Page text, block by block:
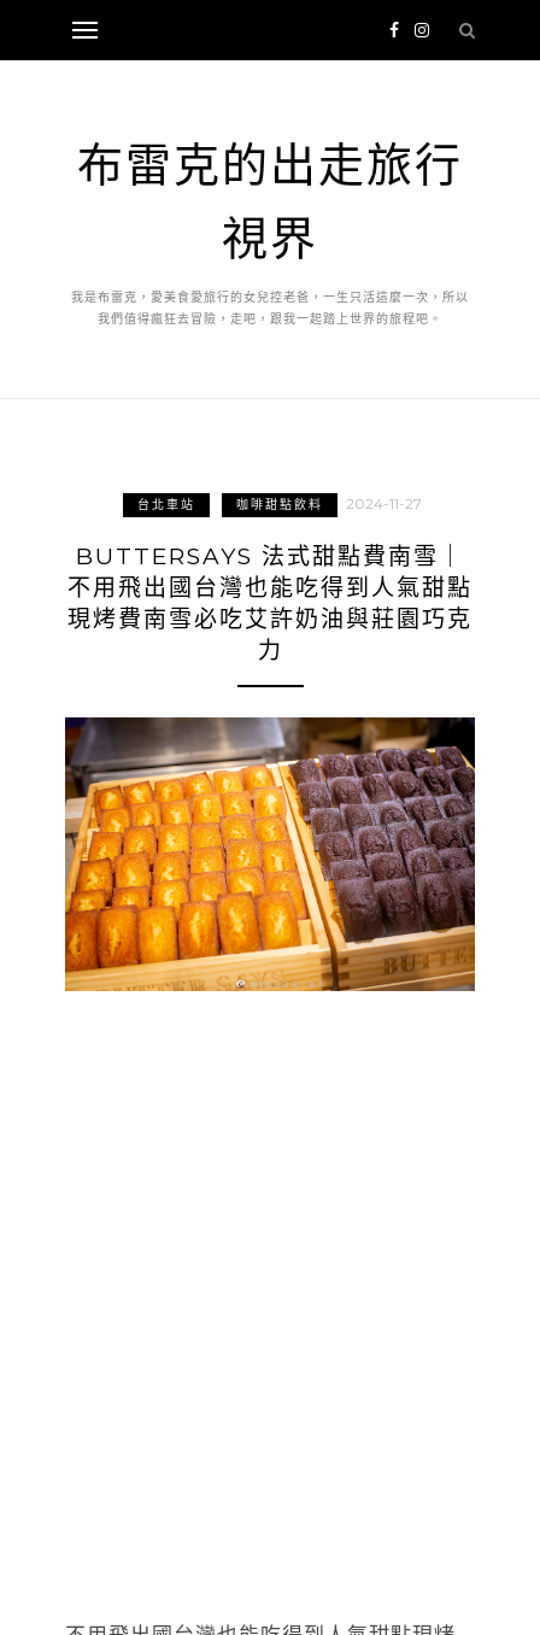
布雷克的出走旅行
視界
我是布雷克，愛美食愛旅行的女兒控老爸，一生只活這麼一次，所以
我們值得瘋狂去冒險，走吧，跟我一起踏上世界的旅程吧。
台北車站 咖啡甜點飲料 2024-11-27
BUTTERSAYS 法式甜點費南雪｜
不用飛出國台灣也能吃得到人氣甜點
現烤費南雪必吃艾許奶油與莊園巧克
力